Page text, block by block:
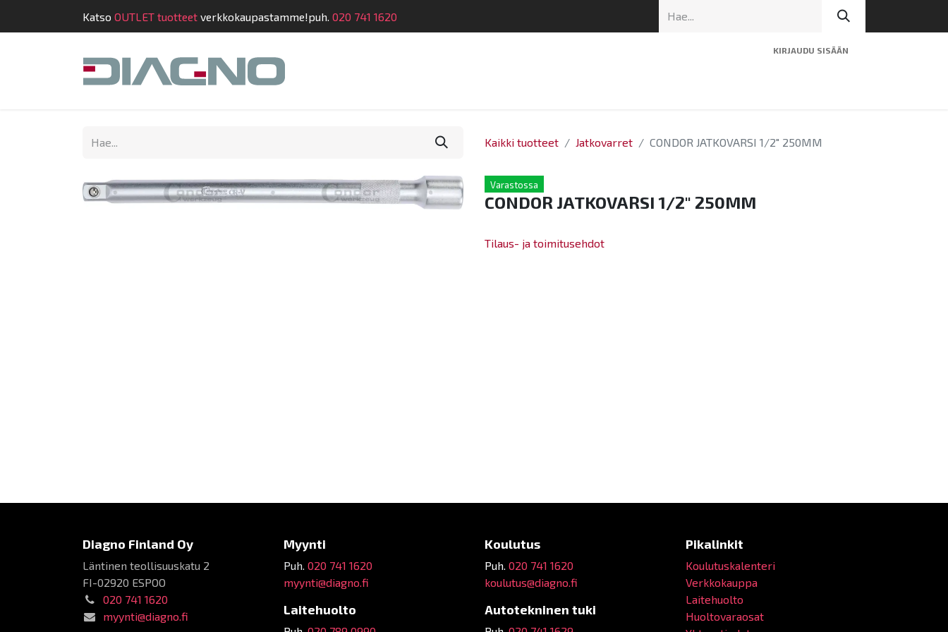
Katso OUTLET tuotteet verkkokaupastamme!puh. 020 741 1620
KIRJAUDU SISÄÄN
Kauppa Suunnittelu
Kaikki tuotteet Jatkovarret CONDOR JATKOVARSI 1/2" 250MM
Varastossa
CONDOR JATKOVARSI 1/2" 250MM
Tilaus- ja toimitusehdot
Diagno Finland Oy
Läntinen teollisuuskatu 2
FI-02920 ESPOO
020 741 1620
myynti@diagno.fi
Myynti
Puh. 020 741 1620
myynti@diagno.fi
Laitehuolto
Koulutus
Puh. 020 741 1620
koulutus@diagno.fi
Autotekninen tuki
Pikalinkit
Koulutuskalenteri
Verkkokauppa
Laitehuolto
Huoltovaraosat